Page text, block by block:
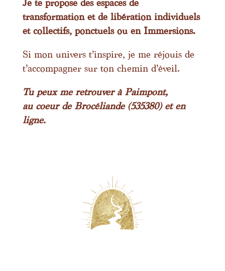
Je te propose des espaces de
transformation et de libération individuels
et collectifs, ponctuels ou en Immersions.
Si mon univers t’inspire, je me réjouis de
t’accompagner sur ton chemin d’éveil.
Tu peux me retrouver à Paimpont,
au coeur de Brocéliande (535380) et en
ligne.